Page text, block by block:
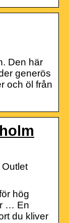
Den här
generös
och öl från
hög
… En
du kliver